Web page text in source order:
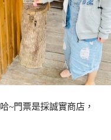
哈~門票是採誠實商店，